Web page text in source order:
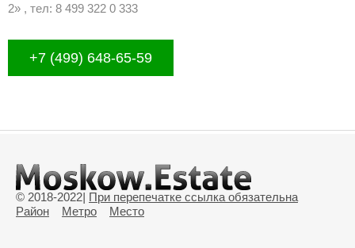
2» , тел: 8 499 322 0 333
+7 (499) 648-65-59
© 2018-2022| При перепечатке ссылка обязательна
Район
Метро Место